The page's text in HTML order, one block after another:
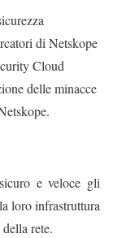
di Netskope
Cloud
delle minacce
e veloce gli
loro infrastruttura
rete.